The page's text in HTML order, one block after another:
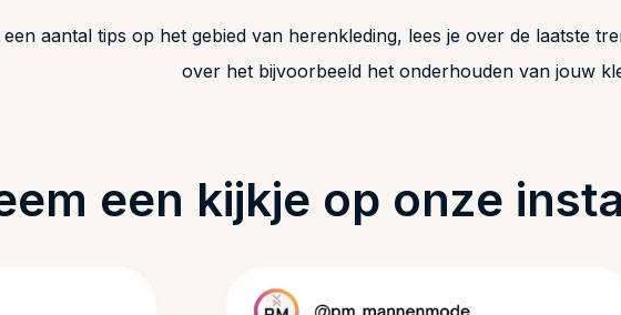
aantal tips op het gebied van herenkleding, lees je over de laatste
over het bijvoorbeeld het onderhouden van jouw
een kijkje op onze